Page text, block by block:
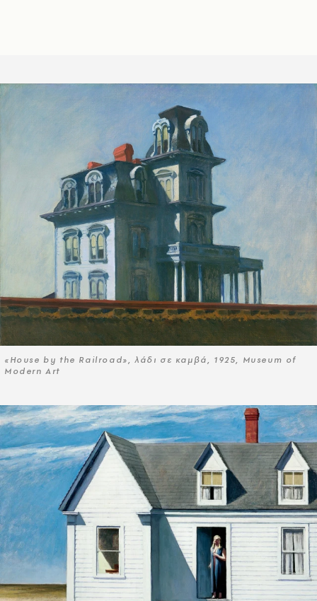
«House by the Railroad», λάδι σε καμβά, 1925, Museum of
Modern Art